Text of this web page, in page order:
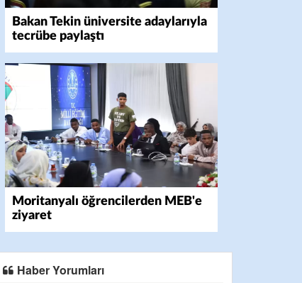
Bakan Tekin üniversite adaylarıyla
tecrübe paylaştı
Moritanyalı öğrencilerden MEB'e
ziyaret
Haber Yorumları